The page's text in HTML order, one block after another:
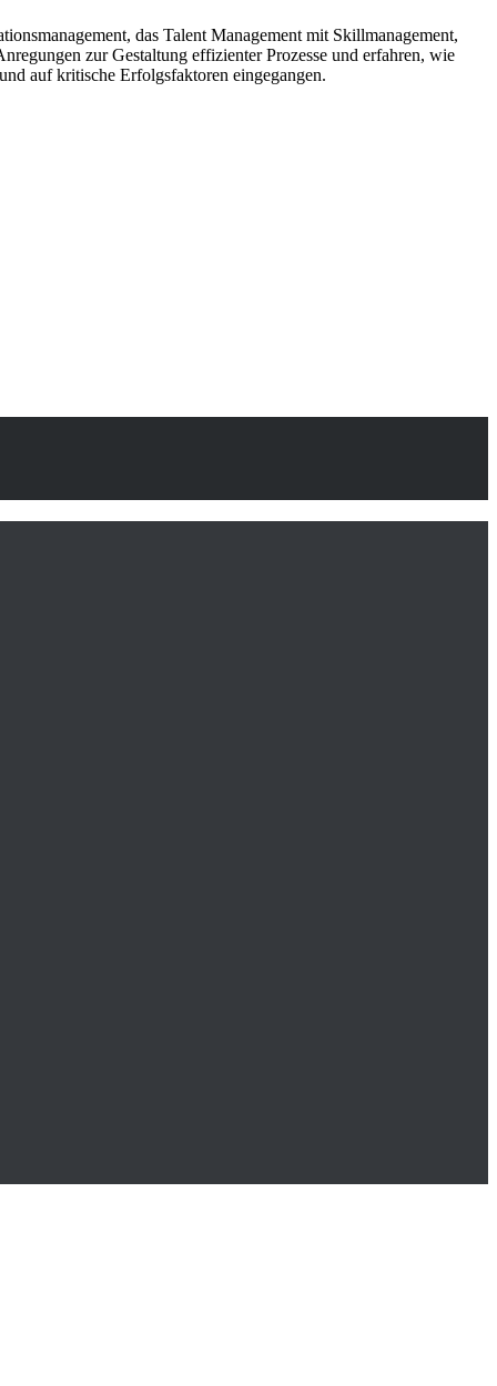
das Talent Management mit Skillmanagement,
zur Gestaltung effizienter Prozesse und erfahren, wie
auf kritische Erfolgsfaktoren eingegangen.